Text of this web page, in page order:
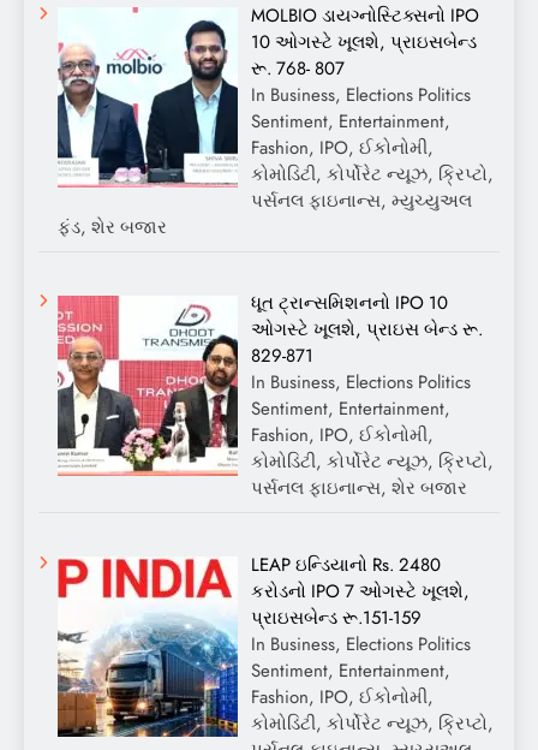
MOLBIO ડાયગ્નોસ્ટિક્સનો IPO
10 ઓગસ્ટે ખૂલશે, પ્રાઇસબેન્ડ
રૂ. 768- 807
In Business, Elections Politics
Sentiment, Entertainment,
Fashion, IPO, ઈકોનોમી,
કોમોડિટી, કોર્પોરેટ ન્યૂઝ, ક્રિપ્ટો,
પર્સનલ ફાઇનાન્સ, મ્યુચ્યુઅલ
ફંડ, શેર બજાર
ધૂત ટ્રાન્સમિશનનો IPO 10
ઓગસ્ટે ખૂલશે, પ્રાઇસ બેન્ડ રૂ.
829-871
In Business, Elections Politics
Sentiment, Entertainment,
Fashion, IPO, ઈકોનોમી,
કોમોડિટી, કોર્પોરેટ ન્યૂઝ, ક્રિપ્ટો,
પર્સનલ ફાઇનાન્સ, શેર બજાર
LEAP ઇન્ડિયાનો Rs. 2480
કરોડનો IPO 7 ઓગસ્ટે ખૂલશે,
પ્રાઇસબેન્ડ રૂ.151-159
In Business, Elections Politics
Sentiment, Entertainment,
Fashion, IPO, ઈકોનોમી,
કોમોડિટી, કોર્પોરેટ ન્યૂઝ, ક્રિપ્ટો,